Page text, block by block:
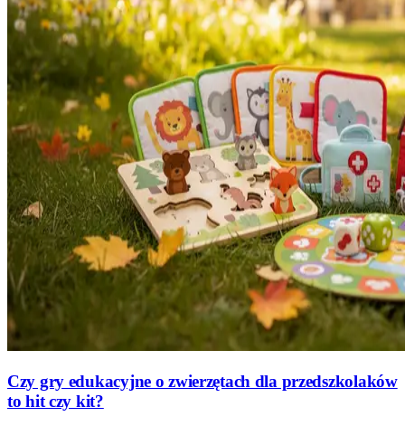
Czy gry edukacyjne o zwierzętach dla przedszkolaków
to hit czy kit?